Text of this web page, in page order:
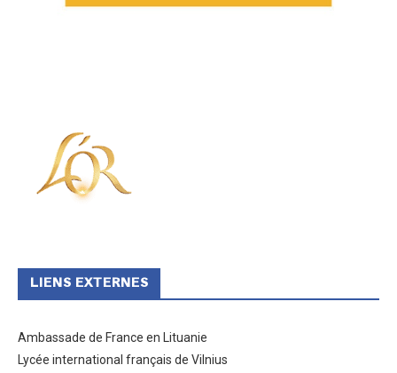
LIENS EXTERNES
Ambassade de France en Lituanie
Lycée international français de Vilnius